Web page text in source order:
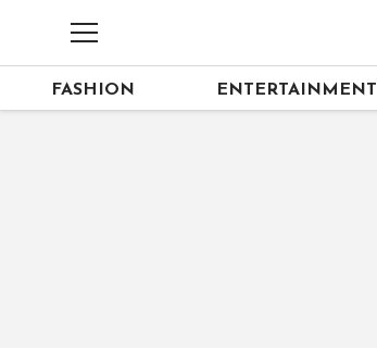
FASHION ENTERTAINMENT